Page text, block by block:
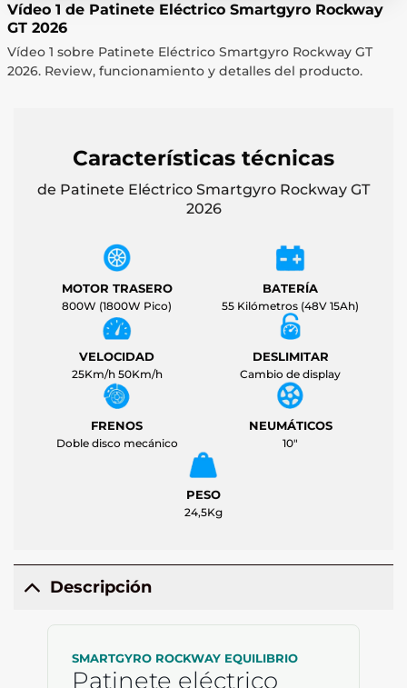
Vídeo 1 de Patinete Eléctrico Smartgyro Rockway
GT 2026
Vídeo 1 sobre Patinete Eléctrico Smartgyro Rockway GT
2026. Review, funcionamiento y detalles del producto.
Características técnicas
de Patinete Eléctrico Smartgyro Rockway GT
2026
MOTOR TRASERO
800W (1800W Pico)
BATERÍA
55 Kilómetros (48V 15Ah)
VELOCIDAD
25Km/h 50Km/h
DESLIMITAR
Cambio de display
FRENOS
Doble disco mecánico
NEUMÁTICOS
10"
PESO
24,5Kg
Descripción
SMARTGYRO ROCKWAY EQUILIBRIO
Patinete eléctrico